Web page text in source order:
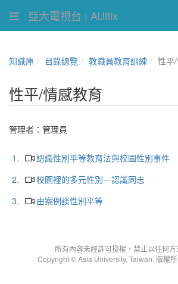
亞大電視台 | AUflix
知識庫 目錄總覽 教職員教育訓練 性平
性平/情感教育
管理者： 管理員
1.
認識性別平等教育法與校園性別事件
2.
校園裡的多元性別－認識同志
3.
由案例談性別平等
所有內容未經許可授權，禁止以任何
Copyright © Asia University, Taiwan. 版權